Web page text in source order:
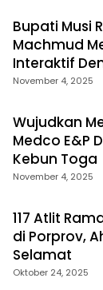
Bupati Musi
Machmud
Interaktif
dan
November 4, 2025
Wujudkan
Medco E&P
Kebun Toga
November 4, 2025
117 Atlit
di Porprov,
Selamat
Oktober 24, 2025